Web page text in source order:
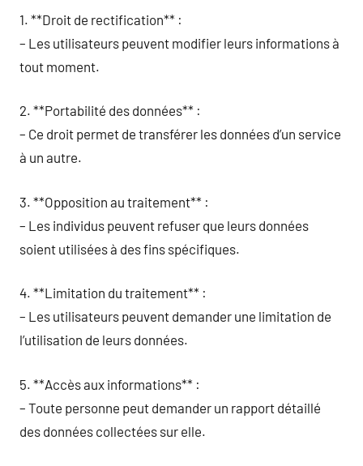
1. **Droit de rectification** :
– Les utilisateurs peuvent modifier leurs informations à
tout moment.
2. **Portabilité des données** :
– Ce droit permet de transférer les données d’un service
à un autre.
3. **Opposition au traitement** :
– Les individus peuvent refuser que leurs données
soient utilisées à des fins spécifiques.
4. **Limitation du traitement** :
– Les utilisateurs peuvent demander une limitation de
l’utilisation de leurs données.
5. **Accès aux informations** :
– Toute personne peut demander un rapport détaillé
des données collectées sur elle.